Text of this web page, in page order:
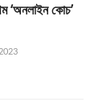
‘অনলাইন কোচ’